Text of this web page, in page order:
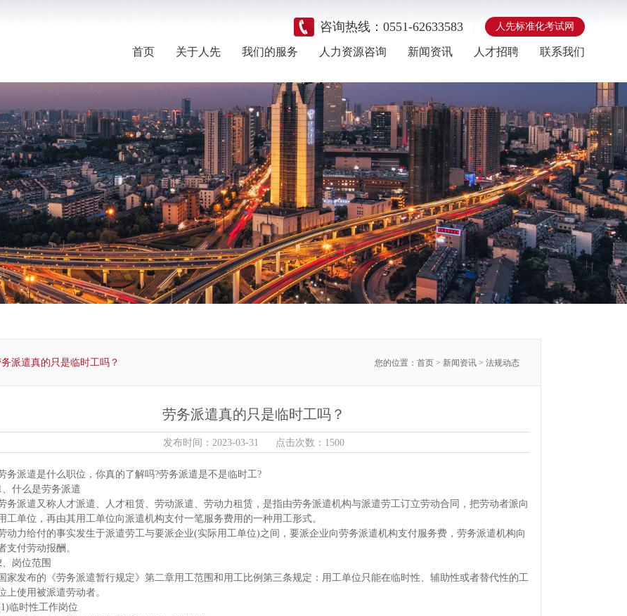
咨询热线：0551-62633583 人先标准化考试网
首页 关于人先 我们的服务 人力资源咨询 新闻资讯 人才招聘 联系我们
派遣真的只是临时工吗？ 您的位置： 首页 > 新闻资讯 > 法规动态
劳务派遣真的只是临时工吗？
发布时间：2023-03-31 点击次数：1500
派遣是什么职位，你真的了解吗?劳务派遣是不是临时工?
么是劳务派遣
派遣又称人才派遣、人才租赁、劳动派遣、劳动力租赁，是指由劳务派遣机构与派遣劳工订立劳动合同，把劳动者派向
工单位，再由其用工单位向派遣机构支付一笔服务费用的一种用工形式。
力给付的事实发生于派遣劳工与要派企业(实际用工单位)之间，要派企业向劳务派遣机构支付服务费，劳务派遣机构向
支付劳动报酬。
位范围
发布的《劳务派遣暂行规定》第二章用工范围和用工比例第三条规定：用工单位只能在临时性、辅助性或者替代性的工
上使用被派遣劳动者。
时性工作岗位